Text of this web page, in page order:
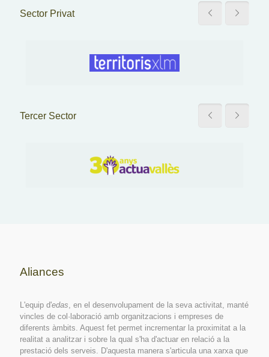
Sector Privat
Tercer Sector
Aliances
L'equip d'edas, en el desenvolupament de la seva activitat, manté
vincles de col·laboració amb organitzacions i empreses de
diferents àmbits. Aquest fet permet incrementar la proximitat a la
realitat a analitzar i sobre la qual s'ha d'actuar en relació a la
prestació dels serveis. D'aquesta manera s'articula una xarxa que